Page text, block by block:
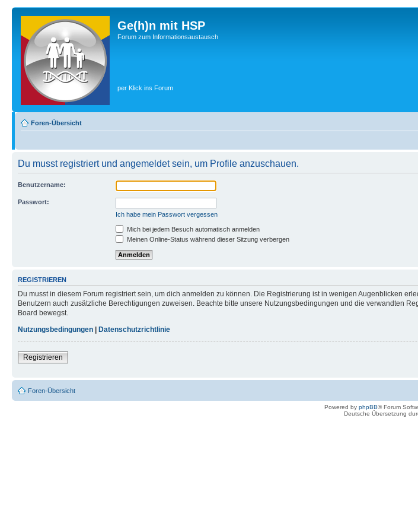
Ge(h)n mit HSP
Forum zum Informationsaustausch
per Klick ins Forum
Foren-Übersicht
Du musst registriert und angemeldet sein, um Profile anzuschauen.
Benutzername:
Passwort:
Ich habe mein Passwort vergessen
Mich bei jedem Besuch automatisch anmelden
Meinen Online-Status während dieser Sitzung verbergen
REGISTRIEREN
Du musst in diesem Forum registriert sein, um dich anmelden zu können. Die Registrierung ist in wenigen Augenblicken
Benutzern auch zusätzliche Berechtigungen zuweisen. Beachte bitte unsere Nutzungsbedingungen und die verwandten
Board bewegst.
Nutzungsbedingungen | Datenschutzrichtlinie
Registrieren
Foren-Übersicht
Powered by phpBB® Forum
Deutsche Übersetzung